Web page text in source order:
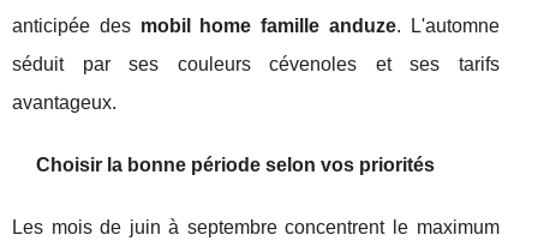
anticipée des mobil home famille anduze. L'automne
séduit par ses couleurs cévenoles et ses tarifs
avantageux.
Choisir la bonne période selon vos priorités
Les mois de juin à septembre concentrent le maximum